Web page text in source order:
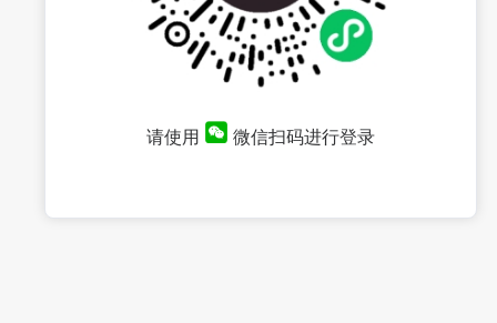
请使用 微信扫码进行登录